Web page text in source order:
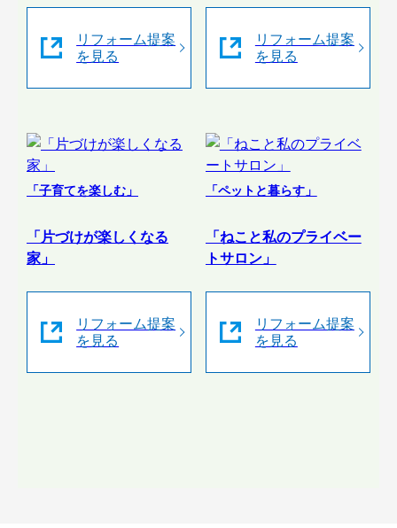
リフォーム提案
を見る
リフォーム提案
を見る
「子育てを楽しむ」
「片づけが楽しくなる
家」
リフォーム提案
を見る
「ペットと暮らす」
「ねこと私のプライベー
トサロン」
リフォーム提案
を見る